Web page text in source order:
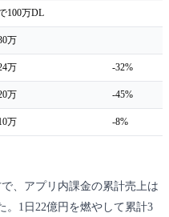
100万DL
万
万 -32%
万 -45%
万 -8%
、アプリ内課金の累計売上は
。1日22億円を燃やして累計3